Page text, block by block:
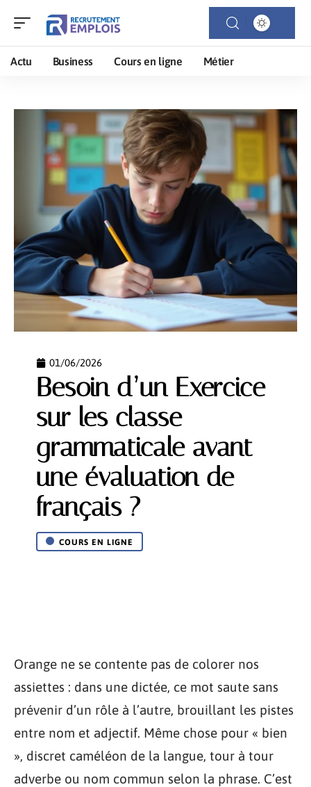
Actu Business Cours en ligne Métier
01/06/2026
Besoin d’un Exercice
sur les classe
grammaticale avant
une évaluation de
français ?
COURS EN LIGNE
Orange ne se contente pas de colorer nos
assiettes : dans une dictée, ce mot saute sans
prévenir d’un rôle à l’autre, brouillant les pistes
entre nom et adjectif. Même chose pour « bien
», discret caméléon de la langue, tour à tour
adverbe ou nom commun selon la phrase. C’est